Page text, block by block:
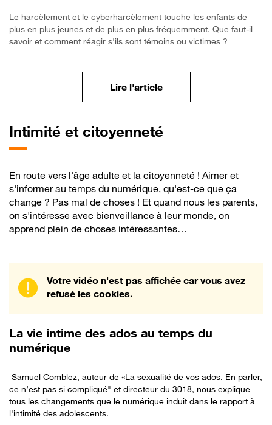
Le harcèlement et le cyberharcèlement touche les enfants de
plus en plus jeunes et de plus en plus fréquemment. Que faut-il
savoir et comment réagir s'ils sont témoins ou victimes ?
Lire l'articleS’informer sur le
Intimité et citoyenneté
En route vers l'âge adulte et la citoyenneté ! Aimer et
s'informer au temps du numérique, qu'est-ce que ça
change ? Pas mal de choses ! Et quand nous les parents,
on s'intéresse avec bienveillance à leur monde, on
apprend plein de choses intéressantes…
Votre vidéo n'est pas affichée car vous avez
refusé les cookies.
La vie intime des ados au temps du
numérique
Samuel Comblez, auteur de «La sexualité de vos ados. En parler,
ce n’est pas si compliqué" et directeur du 3018, nous explique
tous les changements que le numérique induit dans le rapport à
l'intimité des adolescents.